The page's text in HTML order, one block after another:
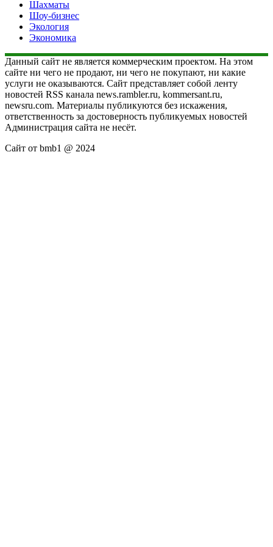
Шахматы
Шоу-бизнес
Экология
Экономика
Данный сайт не является коммерческим проектом. На этом
сайте ни чего не продают, ни чего не покупают, ни какие
услуги не оказываются. Сайт представляет собой ленту
новостей RSS канала news.rambler.ru, kommersant.ru,
newsru.com. Материалы публикуются без искажения,
ответственность за достоверность публикуемых новостей
Администрация сайта не несёт.
Сайт от bmb1 @ 2024